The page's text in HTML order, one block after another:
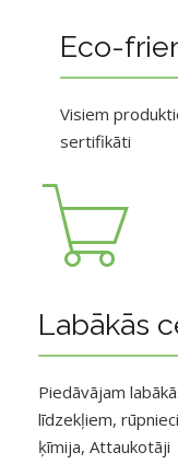
Eco-
Visiem
sertifikāti
Labākās
Piedāvājam
līdzekļiem,
ķīmija, Attaukotāji